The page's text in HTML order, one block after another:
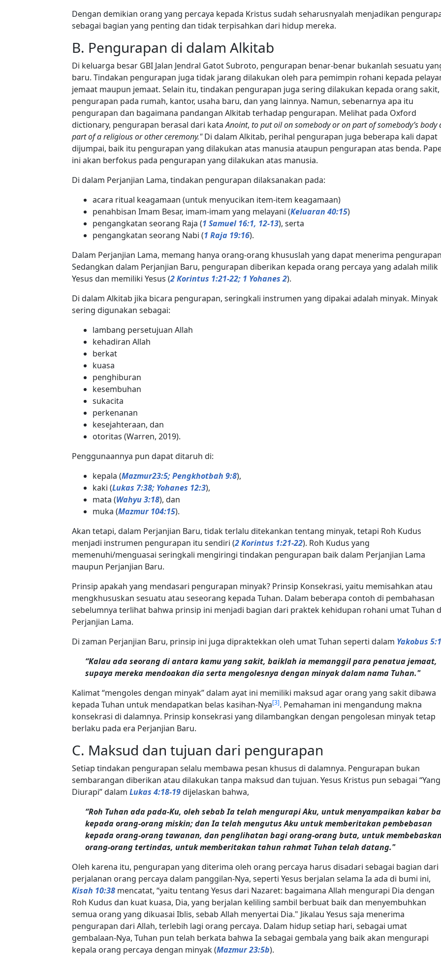
Dengan demikian orang yang percaya kepada Kristus sudah seharusnyalah menjadikan
sebagai bagian yang penting dan tidak terpisahkan dari hidup mereka.
B. Pengurapan di dalam Alkitab
Di keluarga besar GBI Jalan Jendral Gatot Subroto, pengurapan benar-benar bukanlah sesuatu
baru. Tindakan pengurapan juga tidak jarang dilakukan oleh para pemimpin rohani kepada
jemaat maupun jemaat. Selain itu, tindakan pengurapan juga sering dilakukan kepada orang sakit,
pengurapan pada rumah, kantor, usaha baru, dan yang lainnya. Namun, sebenarnya apa itu
pengurapan dan bagaimana pandangan Alkitab terhadap pengurapan. Melihat pada Oxford
dictionary, pengurapan berasal dari kataAnoint, to put oil on somebody or on part of somebody’s body
part of a religious or other ceremony."Di dalam Alkitab, perihal pengurapan juga beberapa kali dapat
dijumpai, baik itu pengurapan yang dilakukan atas manusia ataupun pengurapan atas benda.
ini akan berfokus pada pengurapan yang dilakukan atas manusia.
Di dalam Perjanjian Lama, tindakan pengurapan dilaksanakan pada:
acara ritual keagamaan (untuk menyucikan item-item keagamaan)
penahbisan Imam Besar, imam-imam yang melayani (Keluaran 40:15)
pengangkatan seorang Raja (1 Samuel 16:1, 12-13), serta
pengangkatan seorang Nabi (1 Raja 19:16).
Dalam Perjanjian Lama, memang hanya orang-orang khususlah yang dapat menerima
Sedangkan dalam Perjanjian Baru, pengurapan diberikan kepada orang percaya yang adalah milik
Yesus dan memiliki Yesus (2 Korintus 1:21-22; 1 Yohanes 2).
Di dalam Alkitab jika bicara pengurapan, seringkali instrumen yang dipakai adalah minyak. Minyak
sering digunakan sebagai:
lambang persetujuan Allah
kehadiran Allah
berkat
kuasa
penghiburan
kesembuhan
sukacita
perkenanan
kesejahteraan, dan
otoritas (Warren, 2019).
Penggunaannya pun dapat ditaruh di:
kepala (Mazmur23:5; Pengkhotbah 9:8),
kaki (Lukas 7:38; Yohanes 12:3),
mata (Wahyu 3:18), dan
muka (Mazmur 104:15).
Akan tetapi, dalam Perjanjian Baru, tidak terlalu ditekankan tentang minyak, tetapi Roh Kudus
menjadi instrumen pengurapan itu sendiri (2 Korintus 1:21-22). Roh Kudus yang
memenuhi/menguasai seringkali mengiringi tindakan pengurapan baik dalam Perjanjian Lama
maupun Perjanjian Baru.
Prinsip apakah yang mendasari pengurapan minyak? Prinsip Konsekrasi, yaitu memisahkan atau
mengkhususkan sesuatu atau seseorang kepada Tuhan. Dalam beberapa contoh di pembahasan
sebelumnya terlihat bahwa prinsip ini menjadi bagian dari praktek kehidupan rohani umat Tuhan
Perjanjian Lama.
Di zaman Perjanjian Baru, prinsip ini juga dipraktekkan oleh umat Tuhan seperti dalam Yakobus
“Kalau ada seorang di antara kamu yang sakit, baiklah ia memanggil para penatua jemaat,
supaya mereka mendoakan dia serta mengolesnya dengan minyak dalam nama Tuhan."
Kalimat “mengoles dengan minyak” dalam ayat ini memiliki maksud agar orang yang sakit dibawa
kepada Tuhan untuk mendapatkan belas kasihan-Nya[3]. Pemahaman ini mengandung makna
konsekrasi di dalamnya. Prinsip konsekrasi yang dilambangkan dengan pengolesan minyak tetap
berlaku pada era Perjanjian Baru.
C. Maksud dan tujuan dari pengurapan
Setiap tindakan pengurapan selalu membawa pesan khusus di dalamnya. Pengurapan bukan
sembarangan diberikan atau dilakukan tanpa maksud dan tujuan. Yesus Kristus pun sebagai “Yang
Diurapi” dalam Lukas 4:18-19dijelaskan bahwa,
“Roh Tuhan ada pada-Ku, oleh sebab Ia telah mengurapi Aku, untuk menyampaikan kabar
kepada orang-orang miskin; dan Ia telah mengutus Aku untuk memberitakan pembebasan
kepada orang-orang tawanan, dan penglihatan bagi orang-orang buta, untuk
orang-orang tertindas, untuk memberitakan tahun rahmat Tuhan telah datang."
Oleh karena itu, pengurapan yang diterima oleh orang percaya harus disadari sebagai bagian dari
perjalanan orang percaya dalam panggilan-Nya, seperti Yesus berjalan selama Ia ada di bumi ini,
Kisah 10:38 mencatat, “yaitu tentang Yesus dari Nazaret: bagaimana Allah mengurapi Dia dengan
Roh Kudus dan kuat kuasa, Dia, yang berjalan keliling sambil berbuat baik dan menyembuhkan
semua orang yang dikuasai Iblis, sebab Allah menyertai Dia." Jikalau Yesus saja menerima
pengurapan dari Allah, terlebih lagi orang percaya. Dalam hidup setiap hari, sebagai umat
gembalaan-Nya, Tuhan pun telah berkata bahwa Ia sebagai gembala yang baik akan mengurapi
kepala orang percaya dengan minyak (Mazmur 23:5b).